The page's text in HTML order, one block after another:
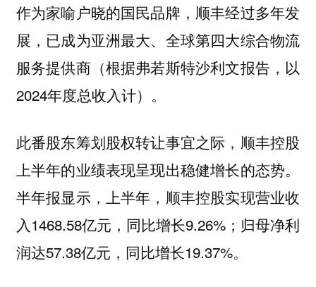
作为家喻户晓的国民品牌，顺丰经过多年发
展，已成为亚洲最大、全球第四大综合物流
服务提供商（根据弗若斯特沙利文报告，以
2024年度总收入计）。
此番股东筹划股权转让事宜之际，顺丰控股
上半年的业绩表现呈现出稳健增长的态势。
半年报显示，上半年，顺丰控股实现营业收
入1468.58亿元，同比增长9.26%；归母净利
润达57.38亿元，同比增长19.37%。